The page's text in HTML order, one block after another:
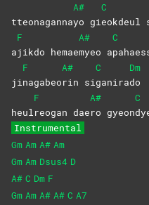
tteonaganna
A#
yo gi
C
eokdeul
a
F
jikdo hemae
A#
myeo a
C
ji
F
nagabeo
A#
rin si
C
ganira
Dm
do
heul
F
reogan dae
A#
ro gyeon
C
Instrumental
Gm Am A# Am
Gm Am Dsus4 D
A# C Dm F
Gm Am A# A# C A7